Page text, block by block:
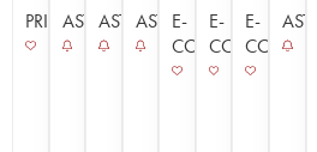
PRIMEURS
ASTAASTAASTAE-
COMMERCE
E-
COMMERCE
E-